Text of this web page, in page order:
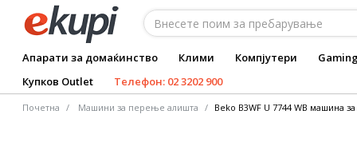
Апарати за домаќинство Клими Компјутери
Купков Outlet
Телефон: 02 3202 900
Почетна Машини за перење алишта Beko B3WF U 7744 WB машина